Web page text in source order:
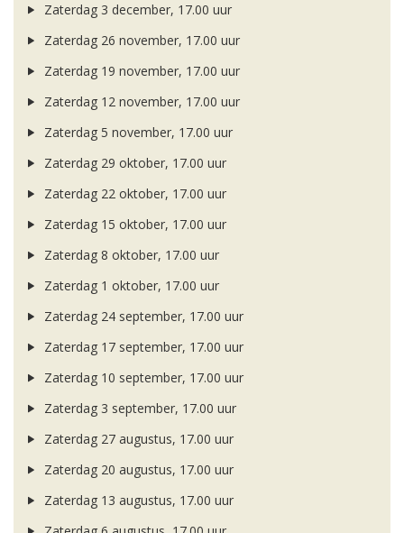
Zaterdag 3 december, 17.00 uur
Zaterdag 26 november, 17.00 uur
Zaterdag 19 november, 17.00 uur
Zaterdag 12 november, 17.00 uur
Zaterdag 5 november, 17.00 uur
Zaterdag 29 oktober, 17.00 uur
Zaterdag 22 oktober, 17.00 uur
Zaterdag 15 oktober, 17.00 uur
Zaterdag 8 oktober, 17.00 uur
Zaterdag 1 oktober, 17.00 uur
Zaterdag 24 september, 17.00 uur
Zaterdag 17 september, 17.00 uur
Zaterdag 10 september, 17.00 uur
Zaterdag 3 september, 17.00 uur
Zaterdag 27 augustus, 17.00 uur
Zaterdag 20 augustus, 17.00 uur
Zaterdag 13 augustus, 17.00 uur